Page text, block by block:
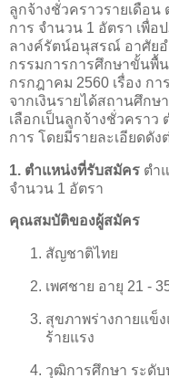
ลูกจ้างชั่วคราวรายเดือน
การ จำนวน 1 อัตรา เพื่อ
ลางค์รัตน์อนุสรณ์ อาศัย
กรรมการการศึกษาขั้นพื้
กรกฎาคม 2560 เรื่อง ก
จากเงินรายได้สถานศึก
เลือกเป็นลูกจ้างชั่วคราว
การ โดยมีรายละเอียดดัง
1. ตำแหน่งที่รับสมัคร ตำ
จำนวน 1 อัตรา
คุณสมบัติของผู้สมัคร
สัญชาติไทย
เพศชาย อายุ 21 -
สุขภาพร่างกายแข็
ร้ายแรง
วุฒิการศึกษา ระดั